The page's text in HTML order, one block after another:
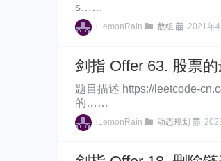
s……
iLemonRain 数组 2021年4
剑指 Offer 63. 股票
题目描述 https://leetcode-
的……
iLemonRain 动态规划